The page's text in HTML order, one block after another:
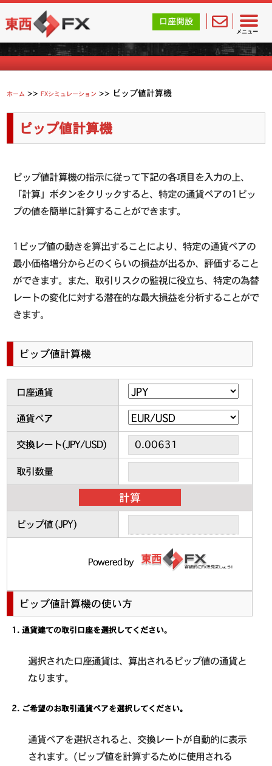
メニュー
東西FX｜海外FX会社（ブローカー）の無料口座開設サポ
口座開設
FXシミュレーション
ホーム >>FXシミュレーション >> ピップ値計算機
ピップ値計算機
ピップ値計算機の指示に従って下記の各項目を入力の上、
「計算」ボタンをクリックすると、特定の通貨ペアの1ピッ
プの値を簡単に計算することができます。
1ピップ値の動きを算出することにより、特定の通貨ペアの
最小価格増分からどのくらいの損益が出るか、評価すること
ができます。また、取引リスクの監視に役立ち、特定の為替
レートの変化に対する潜在的な最大損益を分析することがで
きます。
ピップ値計算機
口座通貨
通貨ペア
交換レート(JPY/USD)
取引数量
ピップ値 (JPY)
Powered by
ピップ値計算機の使い方
通貨建ての取引口座を選択してください。
選択された口座通貨は、算出されるピップ値の通貨と
なります。
ご希望のお取引通貨ペアを選択してください。
通貨ペアを選択されると、交換レートが自動的に表示
されます。(ピップ値を計算するために使用される